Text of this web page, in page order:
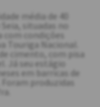
média de 40
situadas no
com condições
Touriga Nacional.
cimento, com pisa
Já seu estágio
em barricas de
Foram produzidas